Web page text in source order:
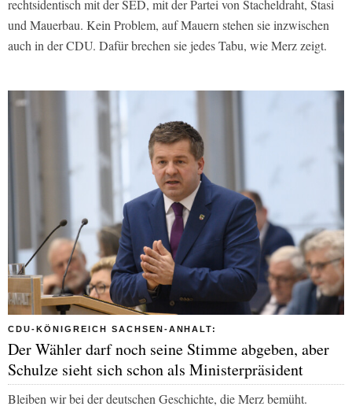
rechtsidentisch mit der SED, mit der Partei von Stacheldraht, Stasi
und Mauerbau. Kein Problem, auf Mauern stehen sie inzwischen
auch in der CDU. Dafür brechen sie jedes Tabu, wie Merz zeigt.
CDU-KÖNIGREICH SACHSEN-ANHALT:
Der Wähler darf noch seine Stimme abgeben, aber
Schulze sieht sich schon als Ministerpräsident
Bleiben wir bei der deutschen Geschichte, die Merz bemüht.